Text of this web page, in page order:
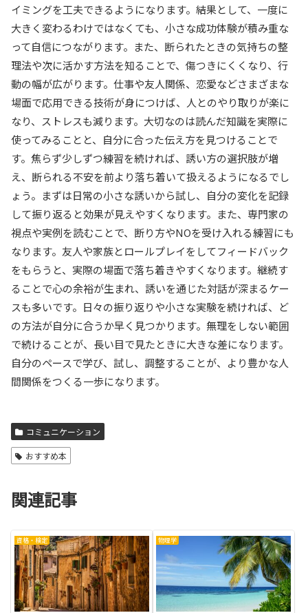
イミングを工夫できるようになります。結果として、一度に
大きく変わるわけではなくても、小さな成功体験が積み重な
って自信につながります。また、断られたときの気持ちの整
理法や次に活かす方法を知ることで、傷つきにくくなり、行
動の幅が広がります。仕事や友人関係、恋愛などさまざまな
場面で応用できる技術が身につけば、人とのやり取りが楽に
なり、ストレスも減ります。大切なのは読んだ知識を実際に
使ってみることと、自分に合った伝え方を見つけることで
す。焦らず少しずつ練習を続ければ、誘い方の選択肢が増
え、断られる不安を前より落ち着いて扱えるようになるでし
ょう。まずは日常の小さな誘いから試し、自分の変化を記録
して振り返ると効果が見えやすくなります。また、専門家の
視点や実例を読むことで、断り方やNOを受け入れる練習にも
なります。友人や家族とロールプレイをしてフィードバック
をもらうと、実際の場面で落ち着きやすくなります。継続す
ることで心の余裕が生まれ、誘いを通じた対話が深まるケー
スも多いです。日々の振り返りや小さな実験を続ければ、ど
の方法が自分に合うか早く見つかります。無理をしない範囲
で続けることが、長い目で見たときに大きな差になります。
自分のペースで学び、試し、調整することが、より豊かな人
間関係をつくる一歩になります。
コミュニケーション
おすすめ本
関連記事
資格・検定 物理学